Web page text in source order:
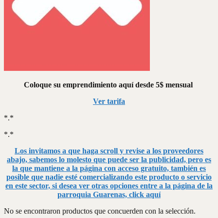
Coloque su emprendimiento aquí desde 5$ mensual
Ver tarifa
*.*
*.*
Los invitamos a que haga scroll y revise a los proveedores
abajo, sabemos lo molesto que puede ser la publicidad, pero es
la que mantiene a la página con acceso gratuito, también es
posible que nadie esté comercializando este producto o servicio
en este sector, si desea ver otras opciones entre a la página de la
parroquia Guarenas, click aquí
No se encontraron productos que concuerden con la selección.